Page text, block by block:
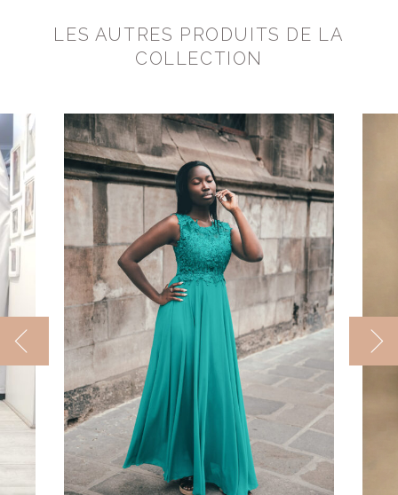
LES AUTRES PRODUITS DE LA
COLLECTION